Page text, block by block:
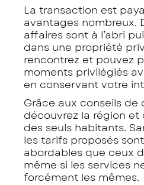
La transaction est
avantages nombreux.
affaires sont à l’abri
dans une propriété
rencontrez et pouvez
moments privilégiés
en conservant votre
Grâce aux conseils de
découvrez la région et
des seuls habitants.
les tarifs proposés
abordables que ceux
même si les services
forcément les mêmes.